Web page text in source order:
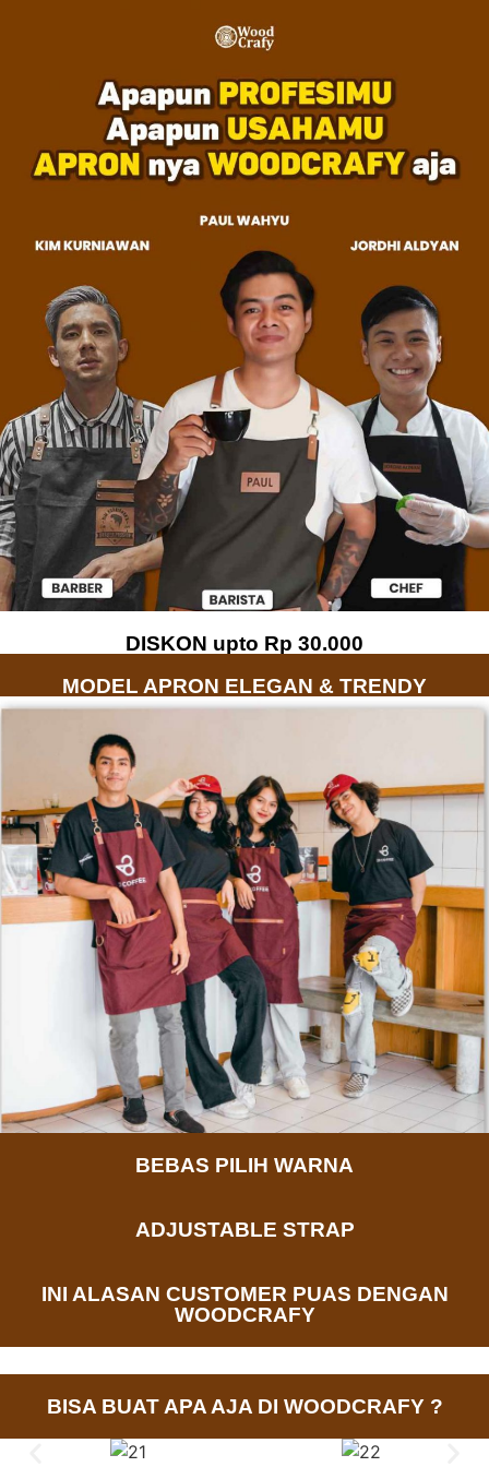
DISKON upto Rp 30.000
MODEL APRON ELEGAN & TRENDY
BEBAS PILIH WARNA
ADJUSTABLE STRAP
INI ALASAN CUSTOMER PUAS DENGAN
WOODCRAFY
BISA BUAT APA AJA DI WOODCRAFY ?